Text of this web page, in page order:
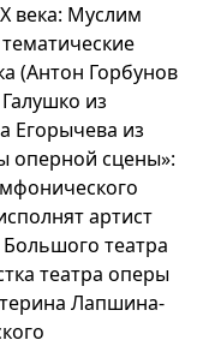
века: Муслим
(Антон Горбунов
из
Егорычева из
оперной сцены»:
артист
театра
театра оперы
Лапшина-